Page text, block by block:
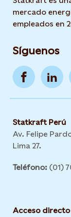
mercado
empleados en
Síguenos
Statkraft Perú
Av. Felipe
Lima 27.
Teléfono: (01)
Acceso directo